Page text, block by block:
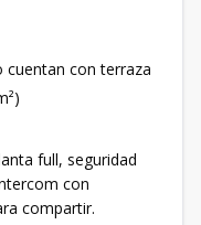
cuentan con terraza
full, seguridad
con
compartir.